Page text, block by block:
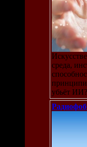
среда,
убьёт ИИ?